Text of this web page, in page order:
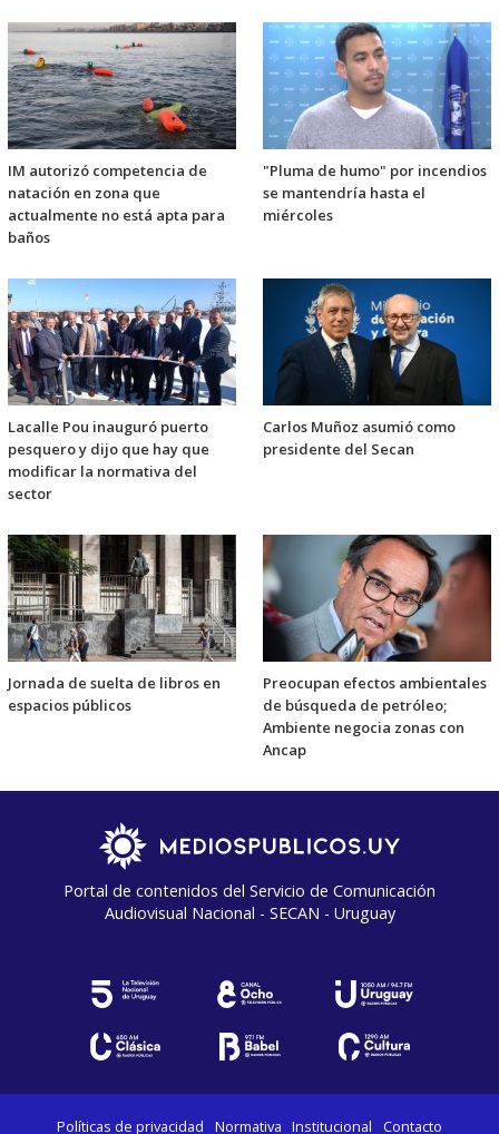
IM autorizó competencia de
natación en zona que
actualmente no está apta para
baños
"Pluma de humo" por incendios
se mantendría hasta el
miércoles
Lacalle Pou inauguró puerto
pesquero y dijo que hay que
modificar la normativa del
sector
Carlos Muñoz asumió como
presidente del Secan
Jornada de suelta de libros en
espacios públicos
Preocupan efectos ambientales
de búsqueda de petróleo;
Ambiente negocia zonas con
Ancap
Portal de contenidos del Servicio de Comunicación
Audiovisual Nacional - SECAN - Uruguay
Políticas de privacidad Normativa Institucional Contacto